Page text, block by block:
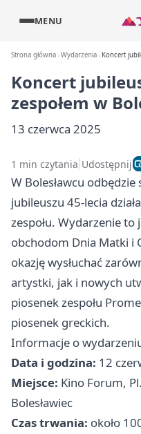
MENU
Strona główna Wydarzenia Koncert
Koncert
zespołem w
13 czerwca 2025
1 min czytania Udostępnij
W Bolesławcu
jubileuszu 45-lecia
zespołu. Wydarzenie
obchodom Dnia Matki i
okazję wysłuchać
artystki, jak i nowych
piosenek zespołu
piosenek greckich.
Informacje o
Data i godzina: 12
Miejsce: Kino Forum,
Bolesławiec
Czas trwania: około